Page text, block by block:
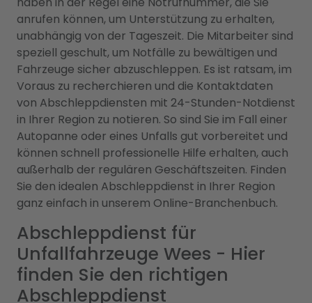
anrufen können, um Unterstützung zu erhalten,
unabhängig von der Tageszeit. Die Mitarbeiter sind
speziell geschult, um Notfälle zu bewältigen und
Fahrzeuge sicher abzuschleppen. Es ist ratsam, im
Voraus zu recherchieren und die Kontaktdaten
von Abschleppdiensten mit 24-Stunden-Notdienst
in Ihrer Region zu notieren. So sind Sie im Fall einer
Autopanne oder eines Unfalls gut vorbereitet und
können schnell professionelle Hilfe erhalten, auch
außerhalb der regulären Geschäftszeiten. Finden
Sie den idealen Abschleppdienst in Ihrer Region
ganz einfach in unserem Online-Branchenbuch.
Abschleppdienst für
Unfallfahrzeuge Wees - Hier
finden Sie den richtigen
Abschleppdienst